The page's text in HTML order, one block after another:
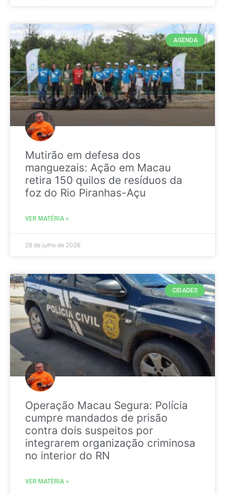
AGENDA
Mutirão em defesa dos
manguezais: Ação em Macau
retira 150 quilos de resíduos da
foz do Rio Piranhas-Açu
VER MATÉRIA »
28 de julho de 2026
CIDADES
Operação Macau Segura: Polícia
cumpre mandados de prisão
contra dois suspeitos por
integrarem organização criminosa
no interior do RN
VER MATÉRIA »